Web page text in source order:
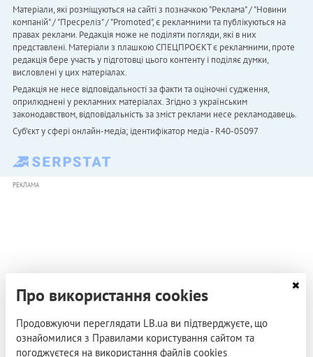
Матеріали, які розміщуються на сайті з позначкою "Реклама" / "Новини
компаній" / "Пресреліз" / "Promoted", є рекламними та публікуються на
правах реклами. Редакція може не поділяти погляди, які в них
представлені. Матеріали з плашкою СПЕЦПРОЄКТ є рекламними, проте
редакція бере участь у підготовці цього контенту і поділяє думки,
висловлені у цих матеріалах.
Редакція не несе відповідальності за факти та оціночні судження,
оприлюднені у рекламних матеріалах. Згідно з українським
законодавством, відповідальність за зміст реклами несе рекламодавець.
Cуб'єкт у сфері онлайн-медіа; ідентифікатор медіа - R40-05097
РЕКЛАМА
Про використання cookies
Продовжуючи переглядати LB.ua ви підтверджуєте, що
ознайомилися з Правилами користування сайтом та
погоджуєтеся на використання файлів cookies